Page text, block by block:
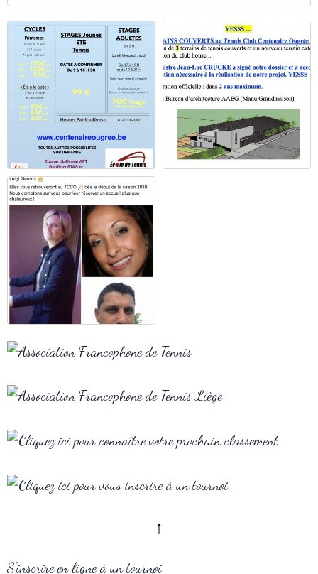
↑
S'inscrire en ligne à un tournoi